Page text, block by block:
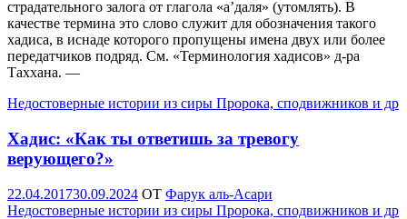
страдательного за­лога от глагола «а’даля» (утомлять). В
качестве термина это слово служит для обозначения такого
хадиса, в иснаде которого пропущены имена двух или более
передатчиков подряд. См. «Терминология хадисов» д-ра
Таххана. —
Недостоверные истории из сиры Пророка, сподвижников и др
Хадис: «Как ты ответишь за тревогу
верующего?»
Опубликовано
22.04.201730.09.2024 OT Фарук аль-Асари
Недостоверные истории из сиры Пророка, сподвижников и др